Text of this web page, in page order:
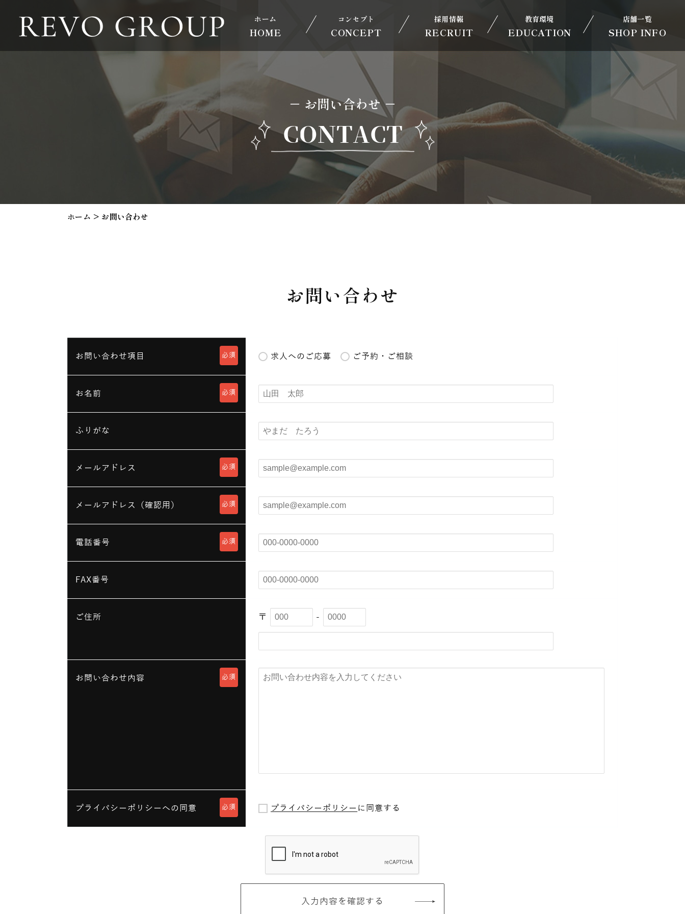
ホーム
HOME
コンセプト
CONCEPT
採用情報
RECRUIT
教育環境
EDUCATION
店舗一覧
SHOP INFO
－ お問い合わせ －
CONTACT
ホーム お問い合わせ
お問い合わせ
お問い合わせ項目 必須 求人へのご応募 ご予約・ご相談
お名前 必須
ふりがな
メールアドレス 必須
メールアドレス（確認用） 必須
電話番号 必須
FAX番号
ご住所 〒 -
お問い合わせ内容 必須
プライバシーポリシーへの同意 必須 プライバシーポリシー に同意する